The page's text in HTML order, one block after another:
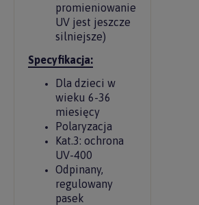
promieniowanie
UV jest jeszcze
silniejsze)
Specyfikacja:
Dla dzieci w
wieku 6-36
miesięcy
Polaryzacja
Kat.3: ochrona
UV-400
Odpinany,
regulowany
pasek